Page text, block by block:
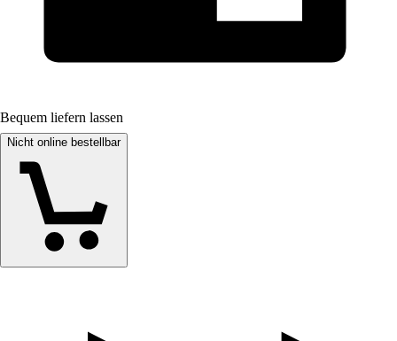
Bequem liefern lassen
Nicht online bestellbar